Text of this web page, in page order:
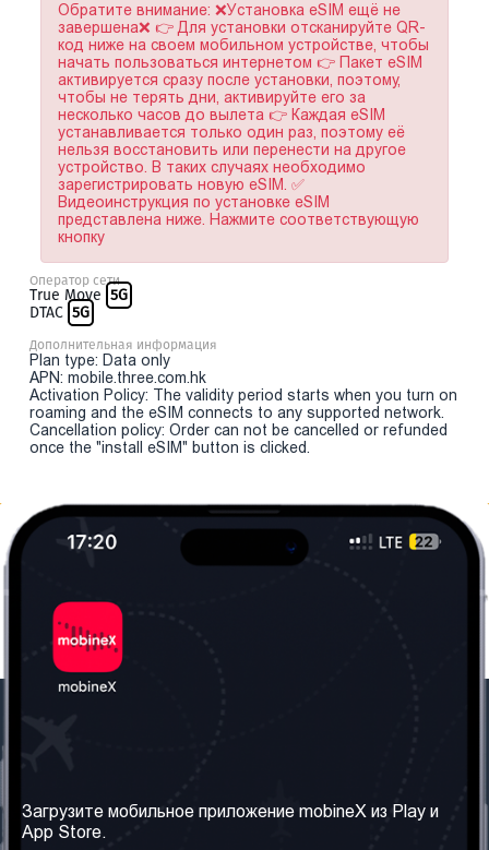
Обратите внимание: ❌Установка eSIM ещё не
завершена❌ 👉 Для установки отсканируйте QR-
код ниже на своем мобильном устройстве, чтобы
начать пользоваться интернетом 👉 Пакет eSIM
активируется сразу после установки, поэтому,
чтобы не терять дни, активируйте его за
несколько часов до вылета 👉 Каждая eSIM
устанавливается только один раз, поэтому её
нельзя восстановить или перенести на другое
устройство. В таких случаях необходимо
зарегистрировать новую eSIM. ✅
Видеоинструкция по установке eSIM
представлена ниже. Нажмите соответствующую
кнопку
Оператор сети
True Move 5G
DTAC 5G
Дополнительная информация
Plan type: Data only
APN: mobile.three.com.hk
Activation Policy: The validity period starts when you turn on
roaming and the eSIM connects to any supported network.
Cancellation policy: Order can not be cancelled or refunded
once the "install eSIM" button is clicked.
Наши сервисы
Правила и Условия
Загрузите мобильное приложение mobineX из Play и
App Store.